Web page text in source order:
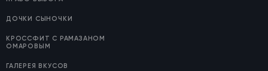
ДОЧКИ СЫНОЧКИ
КРОССФИТ С РАМАЗАНОМ
ОМАРОВЫМ
ГАЛЕРЕЯ ВКУСОВ